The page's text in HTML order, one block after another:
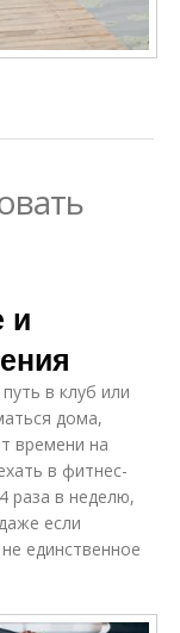
и
в клуб или
дома,
времени на
в фитнес-
раза в неделю,
если
единственное